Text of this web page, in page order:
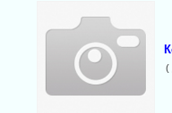
(